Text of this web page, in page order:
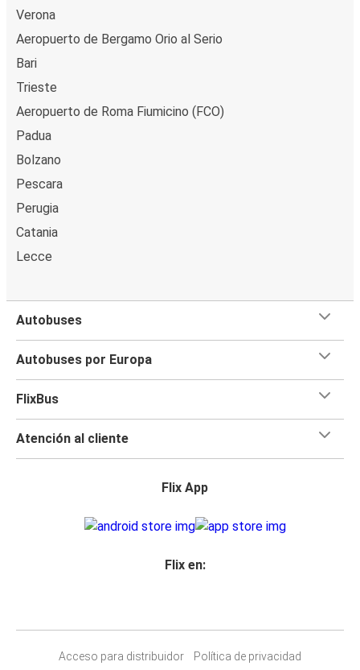
Verona
Aeropuerto de Bergamo Orio al Serio
Bari
Trieste
Aeropuerto de Roma Fiumicino (FCO)
Padua
Bolzano
Pescara
Perugia
Catania
Lecce
Autobuses
Autobuses por Europa
FlixBus
Atención al cliente
Flix App
Flix en:
Acceso para distribuidor
Política de privacidad